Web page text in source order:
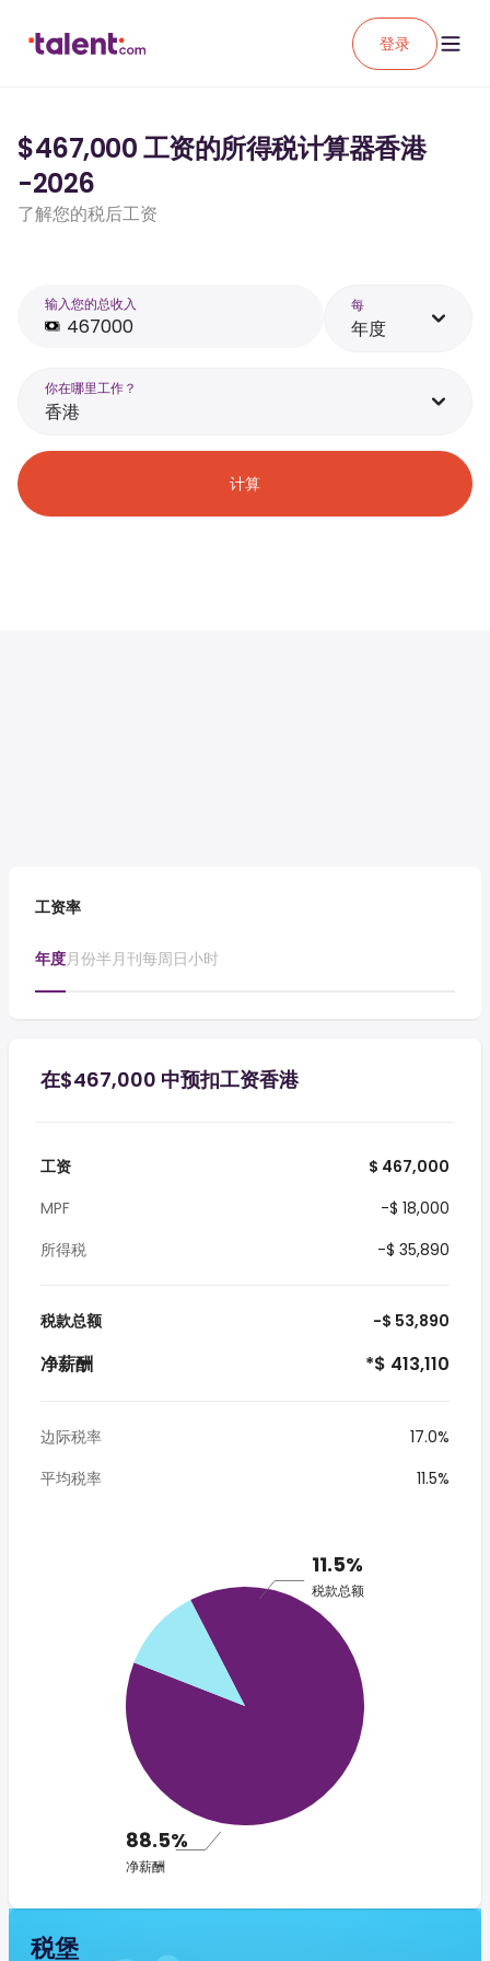
登录
$467,000 工资的所得税计算器香港
-2026
了解您的税后工资
输入您的总收入 每
年度
你在哪里工作？
香港
计算
工资率
年度月份半月刊每周日小时
在$467,000 中预扣工资香港
工资
$ 467,000
MPF
-$ 18,000
所得税
-$ 35,890
税款总额 -$ 53,890
净薪酬 *$ 413,110
边际税率
17.0%
平均税率
11.5%
11.5%
税款总额
88.5%
净薪酬
税堡